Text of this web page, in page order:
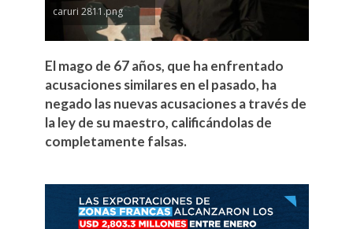
caruri 2811.png
El mago de 67 años, que ha enfrentado
acusaciones similares en el pasado, ha
negado las nuevas acusaciones a través de
la ley de su maestro, calificándolas de
completamente falsas.